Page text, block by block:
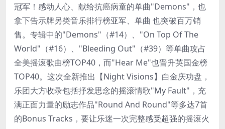
冠军！感动人心、献给抗癌病童的单曲"Demons"，也
拿下告示牌另类音乐排行榜亚军、单曲 也突破百万销
售。专辑中的"Demons"（#14）、"On Top Of The
World"（#16）、"Bleeding Out"（#39）等单曲攻占
全美摇滚歌曲榜TOP40，而"Hear Me"也晋升英国金榜
TOP40。这次全新推出【Night Visions】白金庆功盘，
乐团大方收录包括抒发思念的摇滚情歌"My Fault"，充
满正面力量的励志作品"Round And Round"等多达7首
的Bonus Tracks，要让乐迷一次完整感受超强的摇滚火